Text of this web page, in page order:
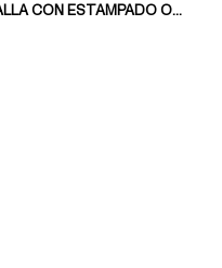
CAMISETA DE MALLA CON ESTAMPADO OVERSIZED FIT